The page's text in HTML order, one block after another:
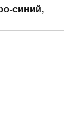
синий,